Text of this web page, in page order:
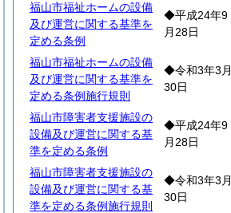
福山市福祉ホームの設備
及び運営に関する基準を
定める条例
◆平成24年9
月28日
福山市福祉ホームの設備
及び運営に関する基準を
定める条例施行規則
◆令和3年3月
30日
福山市障害者支援施設の
設備及び運営に関する基
準を定める条例
◆平成24年9
月28日
福山市障害者支援施設の
設備及び運営に関する基
準を定める条例施行規則
◆令和3年3月
30日